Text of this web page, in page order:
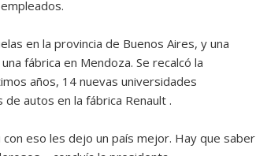
en la provincia de Buenos Aires, y una
fábrica en Mendoza. Se recalcó la
años, 14 nuevas universidades
de autos en la fábrica Renault .
eso les dejo un país mejor. Hay que saber